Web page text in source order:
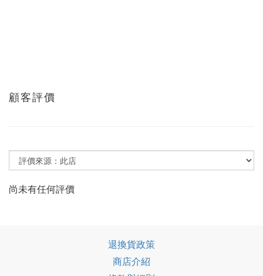
顧客評價
尚未有任何評價
退換貨政策
商店介紹